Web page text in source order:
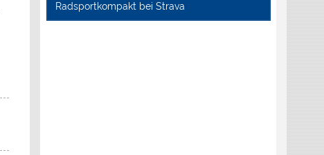
Radsportkompakt bei Strava